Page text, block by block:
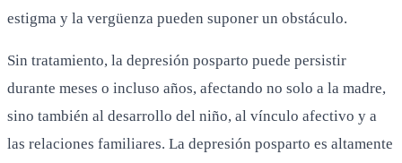
estigma y la vergüenza pueden suponer un obstáculo.
Sin tratamiento, la depresión posparto puede persistir
durante meses o incluso años, afectando no solo a la madre,
sino también al desarrollo del niño, al vínculo afectivo y a
las relaciones familiares. La depresión posparto es altamente